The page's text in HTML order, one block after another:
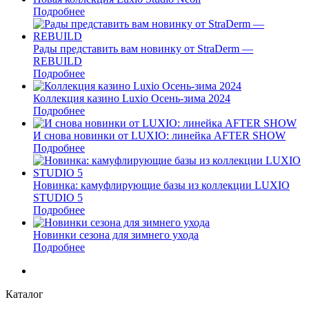
Подробнее
Рады представить вам новинку от StraDerm —
REBUILD
Подробнее
Коллекция казино Luxio Осень-зима 2024
Подробнее
И снова новинки от LUXIO: линейка AFTER SHOW
Подробнее
Новинка: камуфлирующие базы из коллекции LUXIO
STUDIO 5
Подробнее
Новинки сезона для зимнего ухода
Подробнее
Каталог